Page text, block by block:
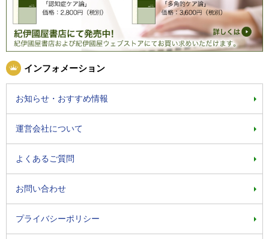
インフォメーション
お知らせ・おすすめ情報
運営会社について
よくあるご質問
お問い合わせ
プライバシーポリシー